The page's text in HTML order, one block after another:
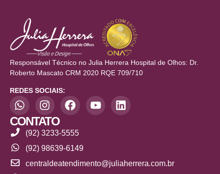
Responsável Técnico no Julia Herrera Hospital de Olhos: Dr.
Roberto Mascato CRM 2020 RQE 709/710
REDES SOCIAIS:
CONTATO
(92) 3233-5555
(92) 98639-6149
centraldeatendimento@juliaherrera.com.br